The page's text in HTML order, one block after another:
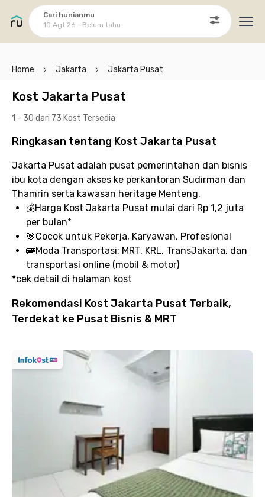
Cari hunianmu
10 Agt 26 - Belum tahu
Home Jakarta Jakarta Pusat
Kost Jakarta Pusat
1 - 30 dari 73 Kost Tersedia
Ringkasan tentang Kost Jakarta Pusat
Jakarta Pusat adalah pusat pemerintahan dan bisnis
ibu kota dengan akses ke perkantoran Sudirman dan
Thamrin serta kawasan heritage Menteng.
💰Harga Kost Jakarta Pusat mulai dari Rp 1,2 juta
per bulan*
🎯Cocok untuk Pekerja, Karyawan, Profesional
🚌Moda Transportasi: MRT, KRL, TransJakarta, dan
transportasi online (mobil & motor)
*cek detail di halaman kost
Rekomendasi Kost Jakarta Pusat Terbaik,
Terdekat ke Pusat Bisnis & MRT